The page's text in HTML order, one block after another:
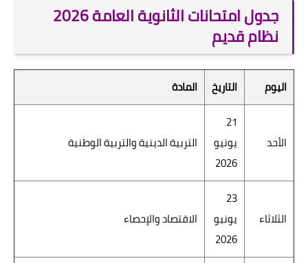
جدول امتحانات الثانوية العامة 2026
نظام قديم
اليوم التاريخ المادة
الأحد
21
يونيو
2026
التربية الدينية والتربية الوطنية
الثلاثاء
23
يونيو
2026
الاقتصاد والإحصاء